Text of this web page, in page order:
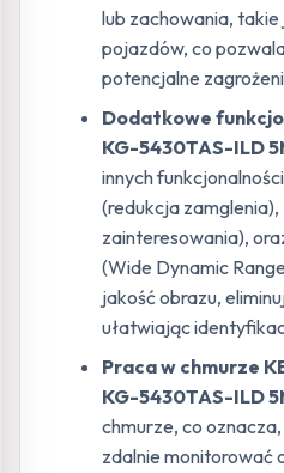
lub zachowania,
pojazdów, co
potencjalne
Dodatkowe
KG-5430TAS-ILD
innych
(redukcja zamglenia),
zainteresowania),
(Wide Dynamic
jakość obrazu,
ułatwiając
Praca w chmurze
KG-5430TAS-ILD
chmurze, co
zdalnie monitorować